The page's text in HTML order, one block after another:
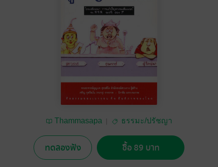
Thammasapa ธรรมะ/ปรัชญา
ทดลองฟัง ซื้อ 89 บาท